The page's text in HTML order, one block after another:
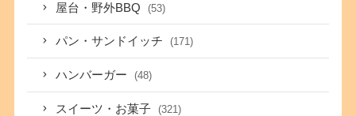
屋台・野外BBQ (53)
パン・サンドイッチ (171)
ハンバーガー (48)
スイーツ・お菓子 (321)